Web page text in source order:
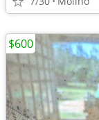
$600